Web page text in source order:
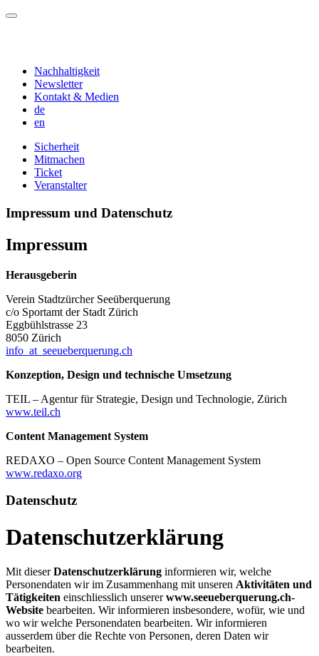
Nachhaltigkeit
Newsletter
Kontakt & Medien
de
en
Sicherheit
Mitmachen
Ticket
Veranstalter
Impressum und Datenschutz
Impressum
Herausgeberin
Verein Stadtzürcher Seeüberquerung
c/o Sportamt der Stadt Zürich
Eggbühlstrasse 23
8050 Zürich
info _at_ seeueberquerung.ch
Konzeption, Design und technische Umsetzung
TEIL – Agentur für Strategie, Design und Technologie, Zürich
www.teil.ch
Content Management System
REDAXO – Open Source Content Management System
www.redaxo.org
Datenschutz
Datenschutzerklärung
Mit dieserDatenschutzerklärung informieren wir, welche
Personendaten wir im Zusammenhang mit unseren Aktivitäten und
Tätigkeiten einschliesslich unsererwww.seeueberquerung.ch-
Website bearbeiten. Wir informieren insbesondere, wofür, wie und
wo wir welche Personendaten bearbeiten. Wir informieren
ausserdem über die Rechte von Personen, deren Daten wir
bearbeiten.